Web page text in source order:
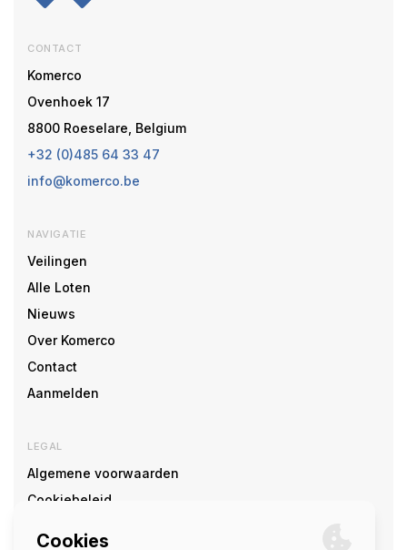
CONTACT
Komerco
Ovenhoek 17
8800 Roeselare, Belgium
+32 (0)485 64 33 47
info@komerco.be
NAVIGATIE
Veilingen
Alle Loten
Nieuws
Over Komerco
Contact
Aanmelden
LEGAL
Algemene voorwaarden
Cookiebeleid